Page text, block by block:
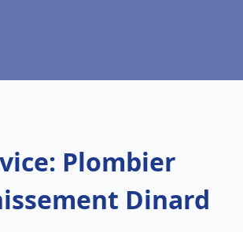
Plombier
Dinard